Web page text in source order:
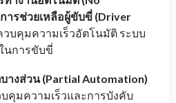
การช่วยเหลือผู้ขับขี่ (Driver
วบคุมความเร็วอัตโนมัติ ระบบ
นการขับขี่
างส่วน (Partial Automation)
คุมความเร็วและการบังคับ